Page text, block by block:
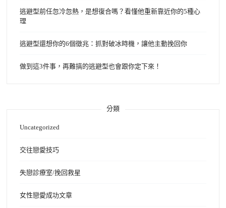
逃避型前任忽冷忽熱，是想復合嗎？看懂他重新靠近你的5種心
理
逃避型還想你的6個徵兆：抓對破冰時機，讓他主動挽回你
做到這3件事，再難搞的逃避型也會跟你定下來！
分類
Uncategorized
交往戀愛技巧
失戀診療室/挽回救星
女性戀愛成功文章